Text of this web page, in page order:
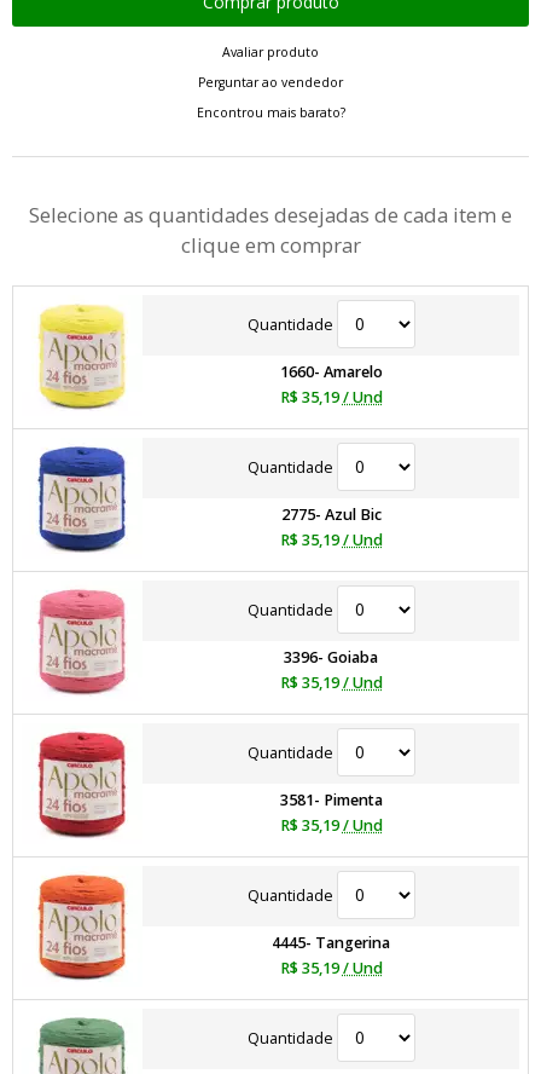
Avaliar produto
Perguntar ao vendedor
Encontrou mais barato?
Selecione as quantidades desejadas de cada item e
clique em comprar
Quantidade
1660- Amarelo
R$ 35,19 / Und
Quantidade
2775- Azul Bic
R$ 35,19 / Und
Quantidade
3396- Goiaba
R$ 35,19 / Und
Quantidade
3581- Pimenta
R$ 35,19 / Und
Quantidade
4445- Tangerina
R$ 35,19 / Und
Quantidade